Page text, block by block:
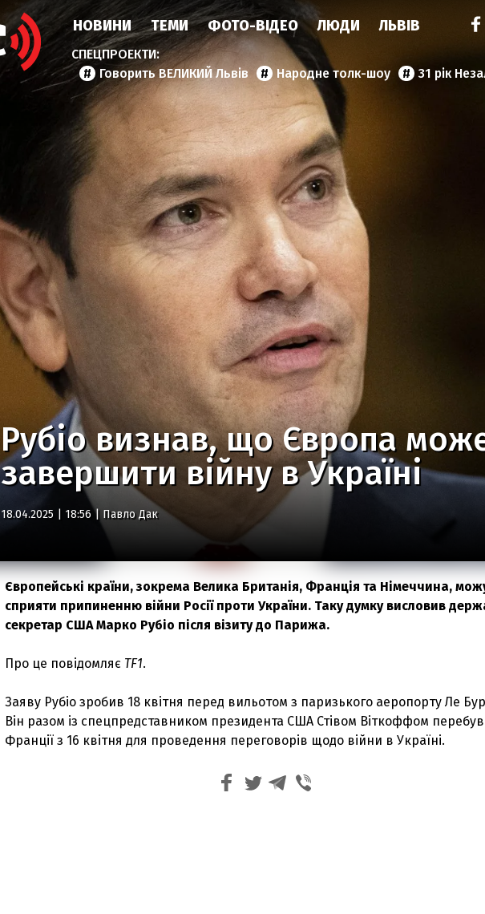
НОВИНИ ТЕМИ ФОТО-ВІДЕО ЛЮДИ ЛЬВІВ
Говорить ВЕЛИКИЙ Львів Народне толк-шоу 31 рік
Рубіо визнав, що Європа
завершити війну в Україні
18.04.2025 | 18:56 | Павло Дак
Європейські країни, зокрема Велика Британія, Франція та Німеччина,
сприяти припиненню війни Росії проти України. Таку думку висловив
секретар США Марко Рубіо після візиту до Парижа.
Про це повідомляє TF1.
Заяву Рубіо зробив 18 квітня перед вильотом з паризького аеропорту Ле
Він разом із спецпредставником президента США Стівом Віткоффом
Франції з 16 квітня для проведення переговорів щодо війни в Україні.